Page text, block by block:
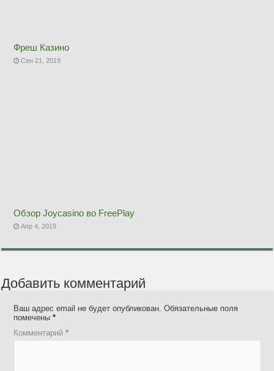
Фреш Казино
Сен 21, 2019
Обзор Joycasino во FreePlay
Апр 4, 2019
Добавить комментарий
Ваш адрес email не будет опубликован. Обязательные поля
помечены*
Комментарий*